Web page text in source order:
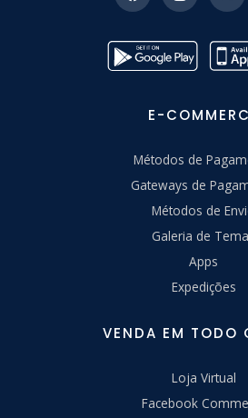
E-
Métodos de
Gateways de
Métodos de
Galeria de
Apps
Expedições
VENDA EM TODO
Loja Virtual
Facebook